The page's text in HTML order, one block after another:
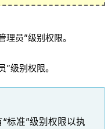
理员”级别权限。
级别权限。
标准”级别权限以执